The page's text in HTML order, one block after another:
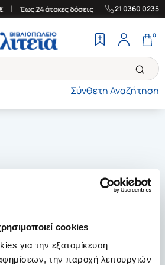
cookies
για την εξατομίκευση
την παροχή λειτουργιών
Έως 24 άτοκες δόσεις | Δωρεάν
21 0360 0235
Σύνθετη Αναζήτηση
0